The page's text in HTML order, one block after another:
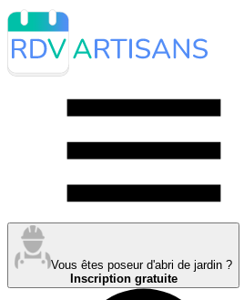
Vous êtes poseur d'abri de jardin ?
Inscription gratuite